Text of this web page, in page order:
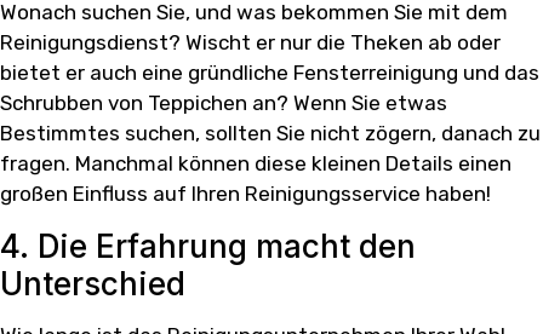
Wonach suchen Sie, und was bekommen Sie mit dem
Reinigungsdienst? Wischt er nur die Theken ab oder
bietet er auch eine gründliche Fensterreinigung und das
Schrubben von Teppichen an? Wenn Sie etwas
Bestimmtes suchen, sollten Sie nicht zögern, danach zu
fragen. Manchmal können diese kleinen Details einen
großen Einfluss auf Ihren Reinigungsservice haben!
4. Die Erfahrung macht den
Unterschied